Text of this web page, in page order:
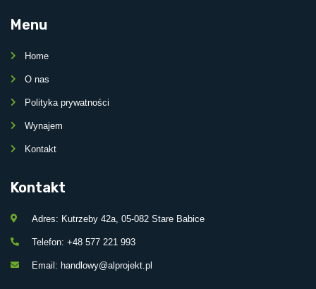
Menu
Home
O nas
Polityka prywatności
Wynajem
Kontakt
Kontakt
Adres: Kutrzeby 42a, 05-082 Stare Babice
Telefon: +48 577 221 993
Email: handlowy@alprojekt.pl